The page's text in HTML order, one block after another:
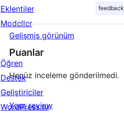
feedback
Gelişmiş görünüm
Puanlar
Henüz inceleme gönderilmedi.
Your review
Eklentiler
Modeller
Öğren
Destek
Geliştiriciler
WordPress.tv